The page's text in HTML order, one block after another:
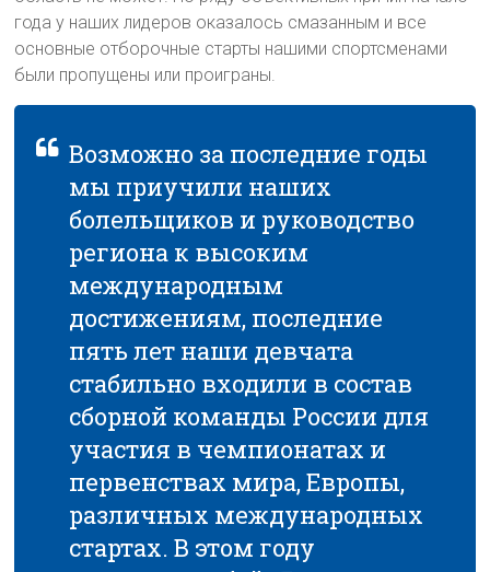
года у наших лидеров оказалось смазанным и все
основные отборочные старты нашими спортсменами
были пропущены или проиграны.
Возможно за последние годы
мы приучили наших
болельщиков и руководство
региона к высоким
международным
достижениям, последние
пять лет наши девчата
стабильно входили в состав
сборной команды России для
участия в чемпионатах и
первенствах мира, Европы,
различных международных
стартах. В этом году